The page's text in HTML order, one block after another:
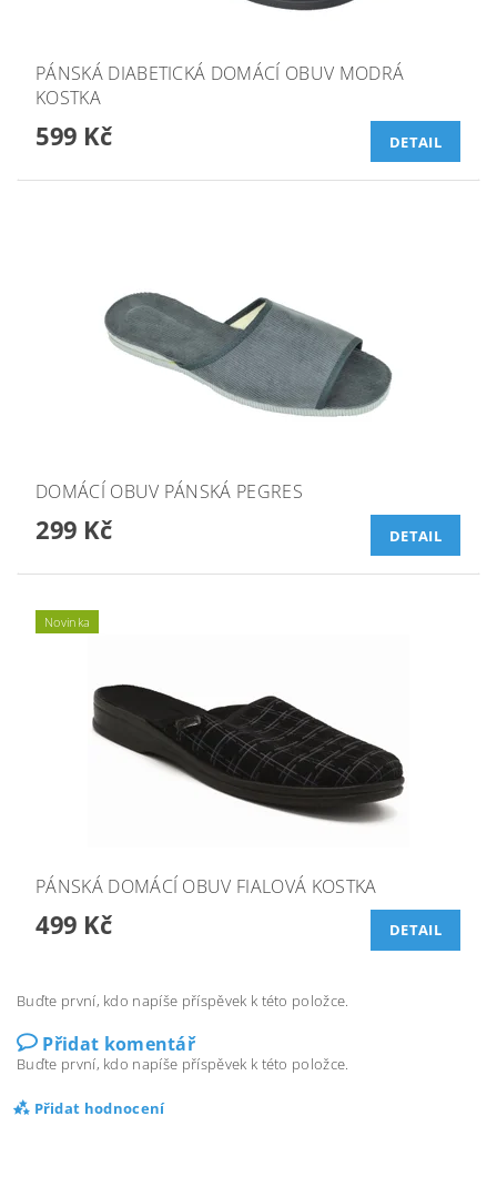
PÁNSKÁ DIABETICKÁ DOMÁCÍ OBUV MODRÁ
KOSTKA
599 Kč DETAIL
DOMÁCÍ OBUV PÁNSKÁ PEGRES
299 Kč DETAIL
Novinka
PÁNSKÁ DOMÁCÍ OBUV FIALOVÁ KOSTKA
499 Kč DETAIL
Buďte první, kdo napíše příspěvek k této položce.
Přidat komentář
Buďte první, kdo napíše příspěvek k této položce.
Přidat hodnocení